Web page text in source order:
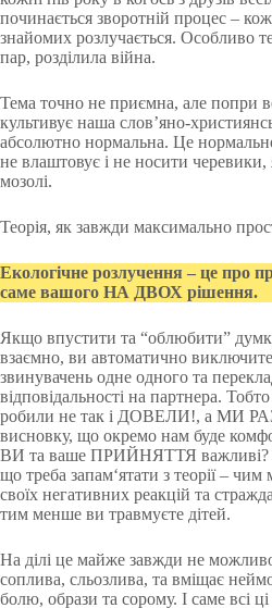
починається зворотній процес –
знайомих розлучається. Особливо
пар, розділила війна.
Тема точно не приємна, але попри
культивує наша словʼяно-
абсолютно нормальна. Це
не влаштовує і не носити черевики,
мозолі.
Теорія, як завжди максимально
Екологічне розлучення – це про
саме вашого НА ДВОХ рішення.
Якщо впустити та “облюбити”
взаємно, ви автоматично
звинувачень одне одного та
відповідальності на партнера.
робили не так і ДОВЕЛИ!, а МИ
висновку, що окремо нам буде
ВИ та ваше ПРИЙНЯТТЯ важливі?
що треба запам‘ятати з теорії –
своїх негативних реакцій та
тим менше ви травмуєте дітей.
На ділі це майже завжди не
соплива, сльозлива, та вміщає
болю, образи та сорому. І саме всі